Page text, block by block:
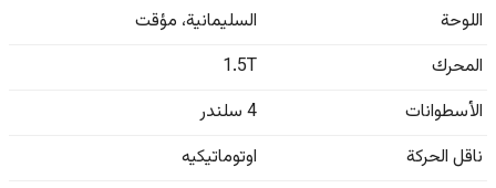
اللوحة
السليمانية، مؤقت
المحرك
1.5T
الأسطوانات
4 سلندر
ناقل الحركة
اوتوماتيكيه